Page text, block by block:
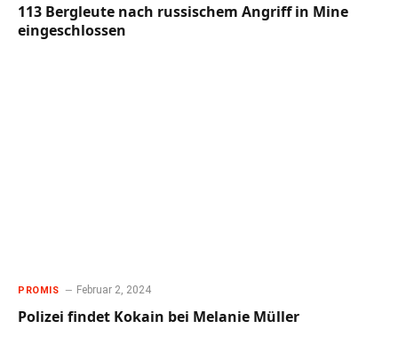
113 Bergleute nach russischem Angriff in Mine
eingeschlossen
PROMIS Februar 2, 2024
Polizei findet Kokain bei Melanie Müller